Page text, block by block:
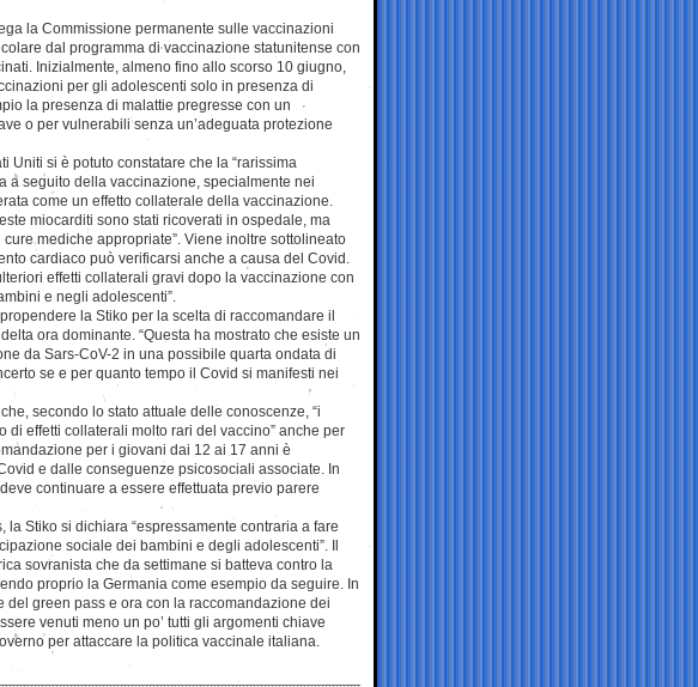
la Commissione permanente sulle vaccinazioni
dal programma di vaccinazione statunitense con
Inizialmente, almeno fino allo scorso 10 giugno,
per gli adolescenti solo in presenza di
la presenza di malattie pregresse con un
o per vulnerabili senza un’adeguata protezione
Uniti si è potuto constatare che la “rarissima
a seguito della vaccinazione, specialmente nei
come un effetto collaterale della vaccinazione.
miocarditi sono stati ricoverati in ospedale, ma
mediche appropriate”. Viene inoltre sottolineato
cardiaco può verificarsi anche a causa del Covid.
effetti collaterali gravi dopo la vaccinazione con
e negli adolescenti”.
la Stiko per la scelta di raccomandare il
ora dominante. “Questa ha mostrato che esiste un
da Sars-CoV-2 in una possibile quarta ondata di
se e per quanto tempo il Covid si manifesti nei
secondo lo stato attuale delle conoscenze, “i
effetti collaterali molto rari del vaccino” anche per
per i giovani dai 12 ai 17 anni è
e dalle conseguenze psicosociali associate. In
continuare a essere effettuata previo parere
Stiko si dichiara “espressamente contraria a fare
sociale dei bambini e degli adolescenti”. Il
sovranista che da settimane si batteva contro la
proprio la Germania come esempio da seguire. In
del green pass e ora con la raccomandazione dei
venuti meno un po’ tutti gli argomenti chiave
per attaccare la politica vaccinale italiana.